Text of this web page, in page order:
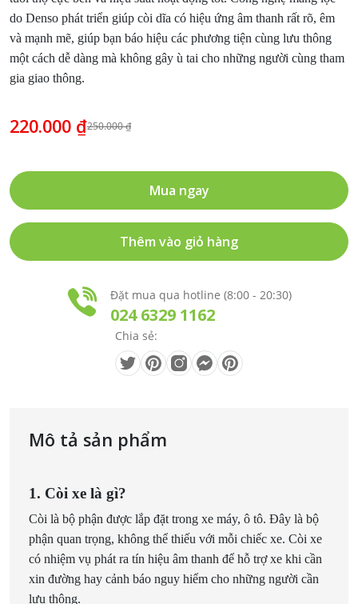
do Denso phát triển giúp còi dĩa có hiệu ứng âm thanh rất rõ, êm
và mạnh mẽ, giúp bạn báo hiệu các phương tiện cùng lưu thông
một cách dễ dàng mà không gây ù tai cho những người cùng tham
gia giao thông.
220.000 ₫250.000 ₫
Mua ngay
Thêm vào giỏ hàng
Đặt mua qua hotline (8:00 - 20:30)
024 6329 1162
Chia sẻ:
Mô tả sản phẩm
1. Còi xe là gì?
Còi là bộ phận được lắp đặt trong xe máy, ô tô. Đây là bộ
phận quan trọng, không thể thiếu với mỗi chiếc xe. Còi xe
có nhiệm vụ phát ra tín hiệu âm thanh để hỗ trợ xe khi cần
xin đường hay cảnh báo nguy hiểm cho những người cần
lưu thông.